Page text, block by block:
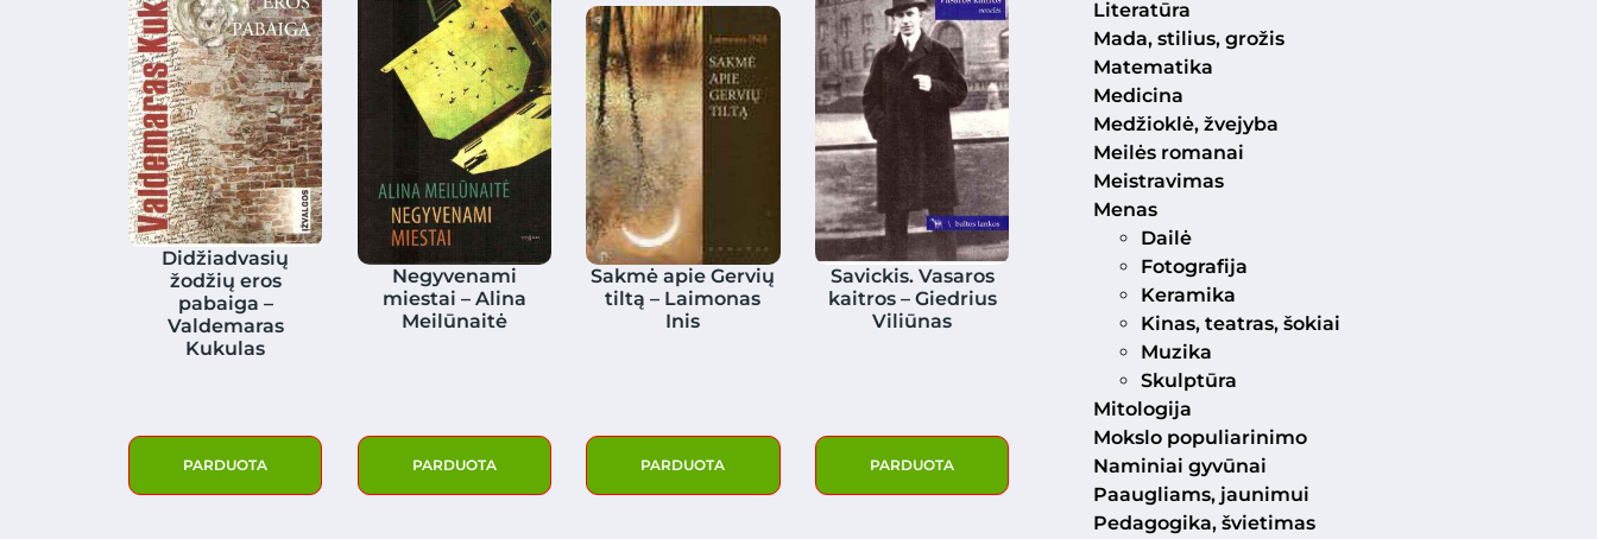
Didžiadvasių
žodžių eros
pabaiga –
Valdemaras
Kukulas
PARDUOTA
Negyvenami
miestai – Alina
Meilūnaitė
PARDUOTA
Sakmė apie Gervių
tiltą – Laimonas
Inis
PARDUOTA
Savickis. Vasaros
kaitros – Giedrius
Viliūnas
PARDUOTA
Literatūra
Mada, stilius, grožis
Matematika
Medicina
Medžioklė, žvejyba
Meilės romanai
Meistravimas
Menas
Dailė
Fotografija
Keramika
Kinas, teatras, šokiai
Muzika
Skulptūra
Mitologija
Mokslo populiarinimo
Naminiai gyvūnai
Paaugliams, jaunimui
Pedagogika, švietimas